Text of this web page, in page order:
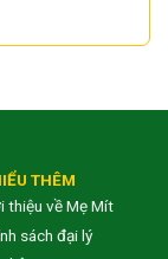
THÊM
thiệu về Mẹ Mít
sách đại lý